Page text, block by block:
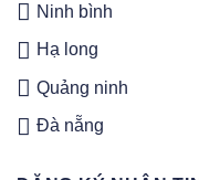
Ninh bình
Hạ long
Quảng ninh
Đà nẵng